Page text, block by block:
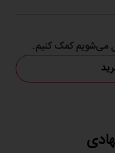
اولیه با کیفیت
می‌شویم کمک کنیم.